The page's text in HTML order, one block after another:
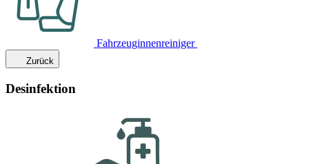
Fahrzeuginnenreiniger
Zurück
Desinfektion